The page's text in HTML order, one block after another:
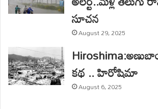
సూచన
August 29, 2025
కథ .. హిరోషిమా
August 6, 2025